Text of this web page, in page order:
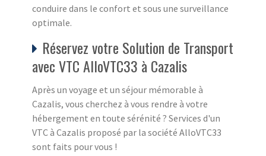
conduire dans le confort et sous une surveillance
optimale.
Réservez votre Solution de Transport
avec VTC AlloVTC33 à Cazalis
Après un voyage et un séjour mémorable à
Cazalis, vous cherchez à vous rendre à votre
hébergement en toute sérénité ? Services d'un
VTC à Cazalis proposé par la société AlloVTC33
sont faits pour vous !